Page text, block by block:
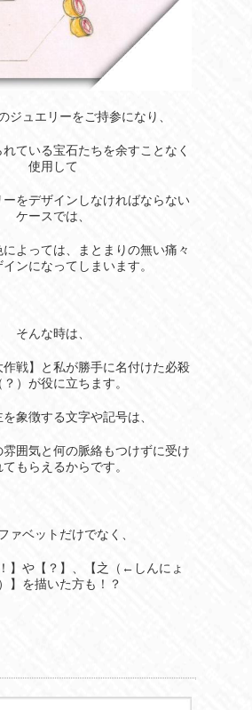
ジュエリーをご持参になり、
ている宝石たちを余すことなく
使用して
ーをデザインしなければならない
ケースでは、
よっては、まとまりの無い痛々
インになってしまいます。
そんな時は、
作戦】と私が勝手に名付けた必殺
）が役に立ちます。
象徴する文字や記号は、
囲気と何の脈絡もつけずに受け
てもらえるからです。
ァベットだけでなく、
】や【？】、【之（←しんにょ
】を描いた方も！？